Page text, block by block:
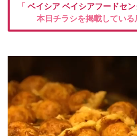
「 ベイシア ベイシアフードセ
本日チラシを掲載している